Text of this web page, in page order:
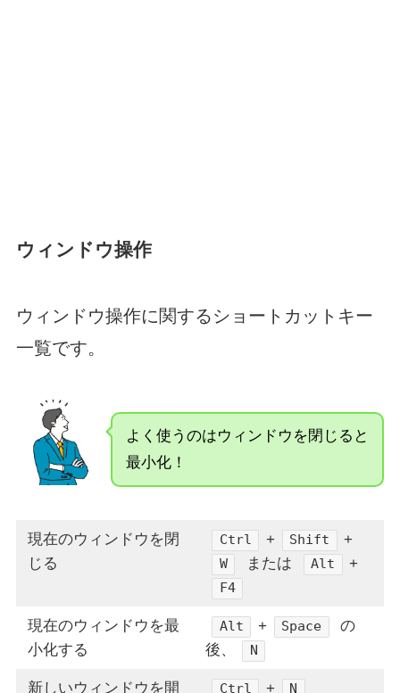
ウィンドウ操作
ウィンドウ操作に関するショートカットキー
一覧です。
よく使うのはウィンドウを閉じると
最小化！
現在のウィンドウを閉
じる
Ctrl + Shift +
W または Alt +
F4
現在のウィンドウを最
小化する
Alt + Space
の
後、
N
新しいウィンドウを開 Ctrl + N